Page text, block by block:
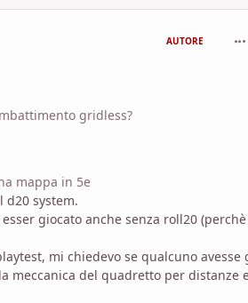
AUTORE
gridless?
mappa in 5e
d20 system.
giocato anche senza roll20 (perchè
mi chiedevo se qualcuno avesse
meccanica del quadretto per distanze